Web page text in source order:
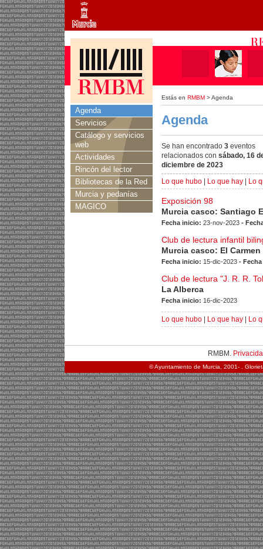
Estás en RMBM > Agenda
Agenda
Servicios
Catálogo y servicios
web
Actividades
Rincón del lector
Bibliotecas de la Red
Murcia y pedanías
MAGICO
Agenda
Se han encontrado 3 eventos
relacionados con sábado, 16
diciembre de 2023
Lo que hubo
Lo que hay Lo
Exposición 98
Murcia casco: Santiago
Fecha inicio: 23-nov-2023 -
Club de lectura infantil
Murcia casco: El Carmen
Fecha inicio: 15-dic-2023 -
Club de lectura "J. R. R.
La Alberca
Fecha inicio: 16-dic-2023
Lo que hubo Lo que hay Lo
RMBM.
© Ayuntamiento de Murcia, 2001- .